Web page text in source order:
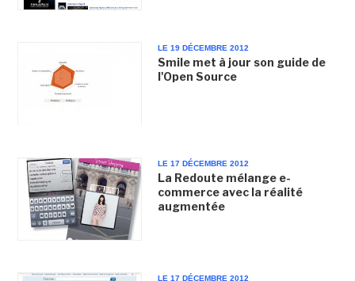
LE 19 DÉCEMBRE 2012
Smile met à jour son guide de
l'Open Source
LE 17 DÉCEMBRE 2012
La Redoute mélange e-
commerce avec la réalité
augmentée
LE 17 DÉCEMBRE 2012